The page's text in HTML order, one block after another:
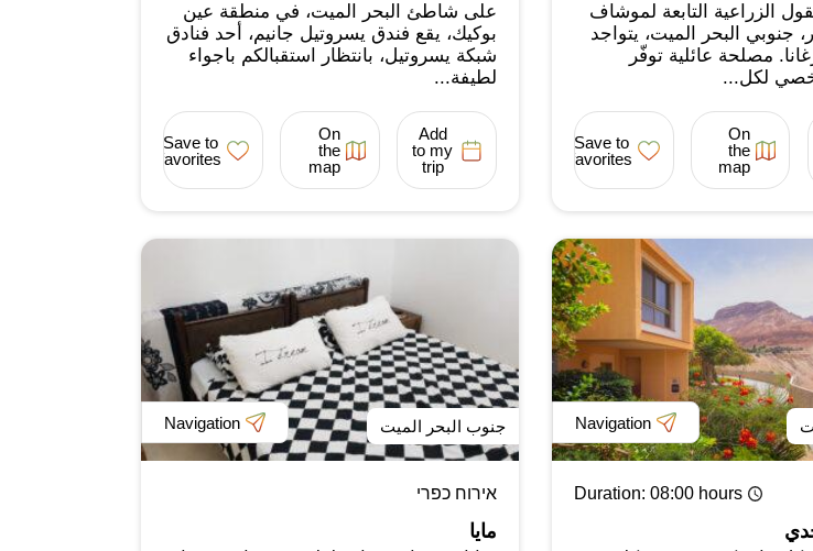
الزراعية التابعة لموشاف
جنوبي البحر الميت، يتواجد
مصلحة عائلية توفّر
لكل...
On
the
map
Save to
favorites
على شاطئ البحر الميت، في منطقة عين
بوكيك، يقع فندق يسروتيل جانيم، أحد فنادق
شبكة يسروتيل، بانتظار استقبالكم باجواء
لطيفة...
Add
to my
trip
On
the
map
Save to
favorites
Navigation
Duration: 08:00 hours
جنوب البحر الميت Navigation
אירוח כפרי
مايا